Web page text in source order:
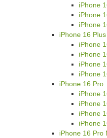
iPhone
iPhone
iPhone
iPhone 16 Plus
iPhone
iPhone
iPhone
iPhone
iPhone 16 Pro
iPhone
iPhone
iPhone
iPhone
iPhone 16 Pro